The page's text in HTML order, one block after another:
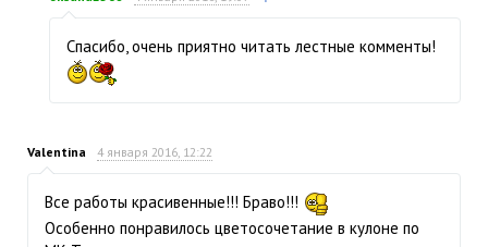
Спасибо, очень приятно читать лестные комменты!
Valentina 4 января 2016, 12:22
Все работы красивенные!!! Браво!!!
Особенно понравилось цветосочетание в кулоне по